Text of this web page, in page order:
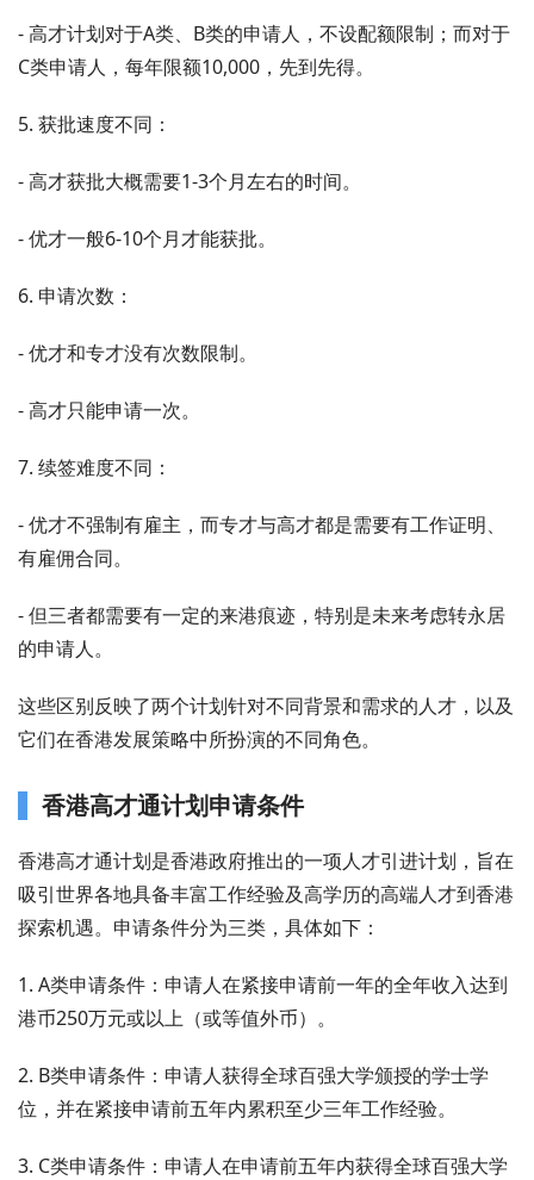
- 高才计划对于A类、B类的申请人，不设配额限制；而对于
C类申请人，每年限额10,000，先到先得。
5. 获批速度不同：
- 高才获批大概需要1-3个月左右的时间。
- 优才一般6-10个月才能获批。
6. 申请次数：
- 优才和专才没有次数限制。
- 高才只能申请一次。
7. 续签难度不同：
- 优才不强制有雇主，而专才与高才都是需要有工作证明、
有雇佣合同。
- 但三者都需要有一定的来港痕迹，特别是未来考虑转永居
的申请人。
这些区别反映了两个计划针对不同背景和需求的人才，以及
它们在香港发展策略中所扮演的不同角色。
香港高才通计划申请条件
香港高才通计划是香港政府推出的一项人才引进计划，旨在
吸引世界各地具备丰富工作经验及高学历的高端人才到香港
探索机遇。申请条件分为三类，具体如下：
1. A类申请条件：申请人在紧接申请前一年的全年收入达到
港币250万元或以上（或等值外币）。
2. B类申请条件：申请人获得全球百强大学颁授的学士学
位，并在紧接申请前五年内累积至少三年工作经验。
3. C类申请条件：申请人在申请前五年内获得全球百强大学